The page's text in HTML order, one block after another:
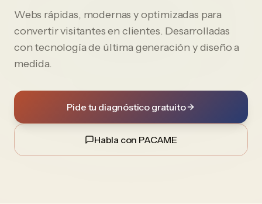
Webs rápidas, modernas y optimizadas para
convertir visitantes en clientes. Desarrolladas
con tecnología de última generación y diseño a
medida.
Pide tu diagnóstico gratuito
Habla con PACAME